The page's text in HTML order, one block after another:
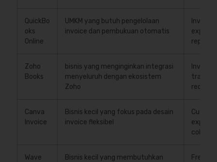
QuickBo
oks
Online
UMKM yang butuh pengelolaan
invoice dan pembukuan otomatis
Invoice
reports
Zoho
Books
bisnis yang menginginkan integrasi
menyeluruh dengan ekosistem
Zoho
Canva
Invoice
Bisnis kecil yang fokus pada desain
invoice fleksibel
export
Wave
Bisnis kecil yang membutuhkan
Free